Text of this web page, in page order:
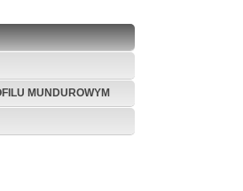
MUNDUROWYM